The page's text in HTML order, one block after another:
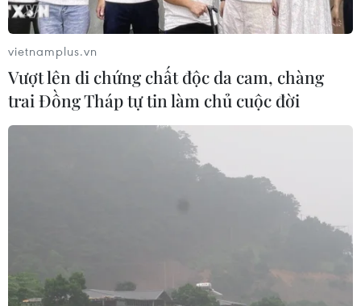
vietnamplus.vn
Vượt lên di chứng chất độc da cam, chàng
trai Đồng Tháp tự tin làm chủ cuộc đời